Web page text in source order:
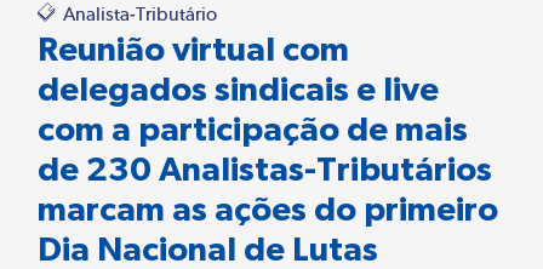
Analista-Tributário
Reunião virtual com
delegados sindicais e live
com a participação de mais
de 230 Analistas-Tributários
marcam as ações do primeiro
Dia Nacional de Lutas